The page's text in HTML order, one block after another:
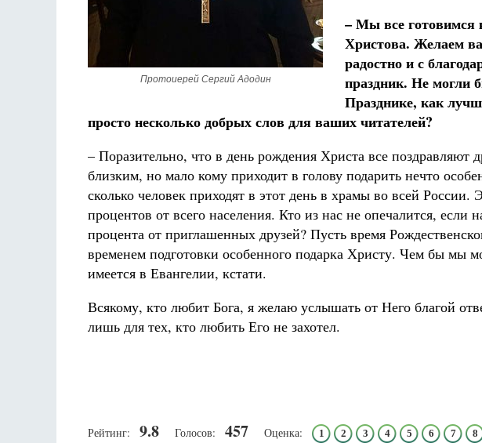
Протоиерей Сергий Адодин
– Мы все готовимся
Христова. Желаем
радостно и с
праздник. Не могли
Празднике, как
просто несколько добрых слов для ваших читателей?
– Поразительно, что в день рождения Христа все поздравляют
близким, но мало кому приходит в голову подарить нечто
сколько человек приходят в этот день в храмы во всей
процентов от всего населения. Кто из нас не опечалится,
процента от приглашенных друзей? Пусть время
временем подготовки особенного подарка Христу. Чем бы мы
имеется в Евангелии, кстати.
Всякому, кто любит Бога, я желаю услышать от Него благой
лишь для тех, кто любить Его не захотел.
Рейтинг: 9.8 Голосов: 457 Оценка: 1 2 3 4 5 6 7 8